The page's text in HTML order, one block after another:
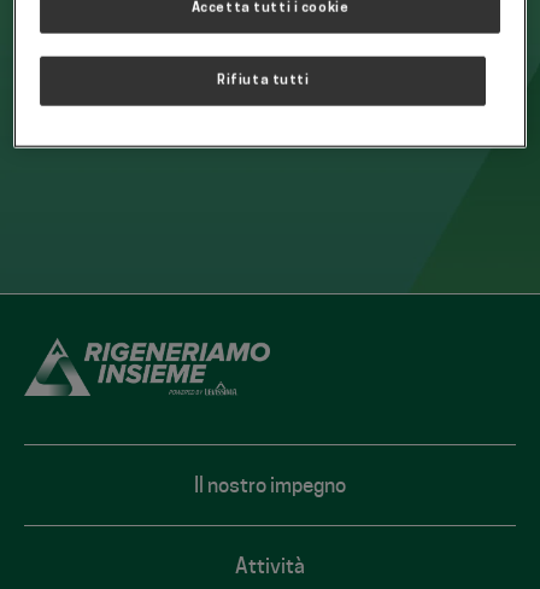
ACCEDI
footer
Il nostro impegno
Attività
Rifiuta tutti
Accetta tutti i cookie